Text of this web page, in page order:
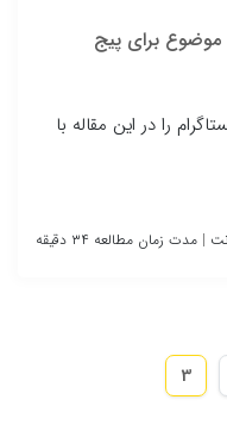
موضوع برای پیج
اینستاگرام را در این مقاله با
| مدت زمان مطالعه ۳۴ دقیقه
3